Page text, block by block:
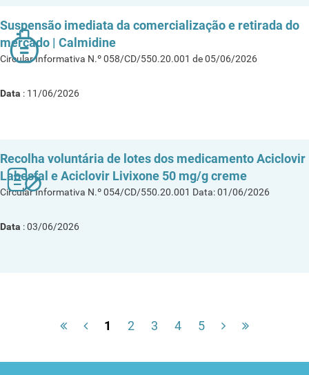
Suspensão imediata da comercialização e retirada do
mercado | Calmidine
Circular Informativa N.º 058/CD/550.20.001 de 05/06/2026
Data : 11/06/2026
Recolha voluntária de lotes dos medicamento Aciclovir
Labesfal e Aciclovir Livixone 50 mg/g creme
Circular Informativa N.º 054/CD/550.20.001 Data: 01/06/2026
Data : 03/06/2026
1 2 3 4 5